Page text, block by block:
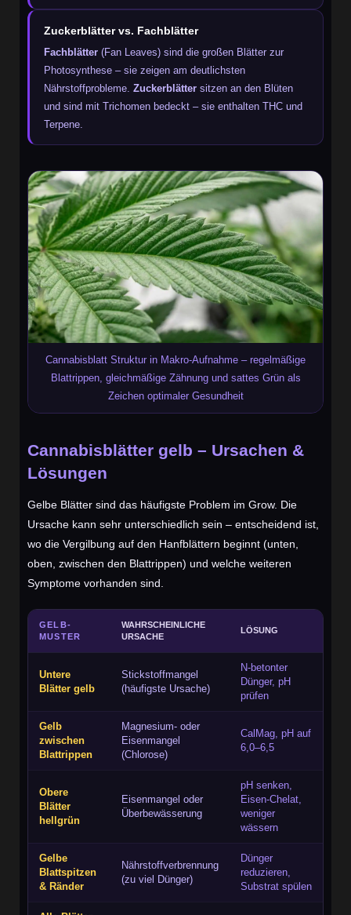
Zuckerblätter vs. Fachblätter
Fachblätter (Fan Leaves) sind die großen Blätter zur
Photosynthese – sie zeigen am deutlichsten
Nährstoffprobleme. Zuckerblätter sitzen an den Blüten
und sind mit Trichomen bedeckt – sie enthalten THC und
Terpene.
Cannabisblatt Struktur in Makro-Aufnahme – regelmäßige
Blattrippen, gleichmäßige Zähnung und sattes Grün als
Zeichen optimaler Gesundheit
Cannabisblätter gelb – Ursachen &
Lösungen
Gelbe Blätter sind das häufigste Problem im Grow. Die
Ursache kann sehr unterschiedlich sein – entscheidend ist,
wo die Vergilbung auf den Hanfblättern beginnt (unten,
oben, zwischen den Blattrippen) und welche weiteren
Symptome vorhanden sind.
GELB-
MUSTER
WAHRSCHEINLICHE
URSACHE
LÖSUNG
Untere
Blätter gelb
Stickstoffmangel
(häufigste Ursache)
N-betonter
Dünger, pH
prüfen
Gelb
zwischen
Blattrippen
Magnesium- oder
Eisenmangel
(Chlorose)
CalMag, pH auf
6,0–6,5
Obere
Blätter
hellgrün
Eisenmangel oder
Überbewässerung
pH senken,
Eisen-Chelat,
weniger
wässern
Gelbe
Blattspitzen
& Ränder
Nährstoffverbrennung
(zu viel Dünger)
Dünger
reduzieren,
Substrat spülen